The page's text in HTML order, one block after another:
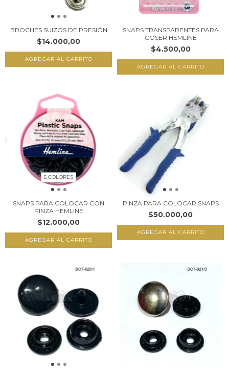
BROCHES SUIZOS DE PRESIÓN
$14.000,00
AGREGAR AL CARRITO
SNAPS TRANSPARENTES PARA
COSER HEMLINE
$4.500,00
5 COLORES
SNAPS PARA COLOCAR CON
PINZA HEMLINE
$12.000,00
AGREGAR AL CARRITO
PINZA PARA COLOCAR SNAPS
$50.000,00